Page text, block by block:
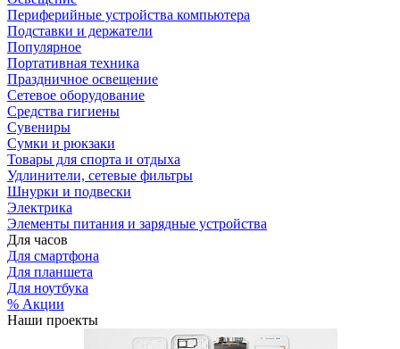
Периферийные устройства компьютера
Подставки и держатели
Популярное
Портативная техника
Праздничное освещение
Сетевое оборудование
Средства гигиены
Сувениры
Сумки и рюкзаки
Товары для спорта и отдыха
Удлинители, сетевые фильтры
Шнурки и подвески
Электрика
Элементы питания и зарядные устройства
Для часов
Для смартфона
Для планшета
Для ноутбука
% Акции
Наши проекты